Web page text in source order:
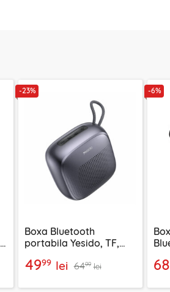
-23%
Boxa Bluetooth
portabila Yesido, TF,
negru
4999 lei 6499 lei
-6%
68